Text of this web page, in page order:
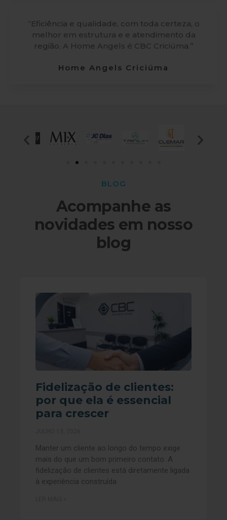
“Eficiência e qualidade, com toda certeza, o
melhor em estrutura e e atendimento da
região. A Home Angels é CBC Criciúma.”
Home Angels Criciúma
BLOG
Acompanhe as
novidades em nosso
blog
Fidelização de clientes:
por que ela é essencial
para crescer
Manter um cliente ao longo do tempo exige
mais do que um bom primeiro contato. A
fidelização de clientes está diretamente ligada
à experiência construída